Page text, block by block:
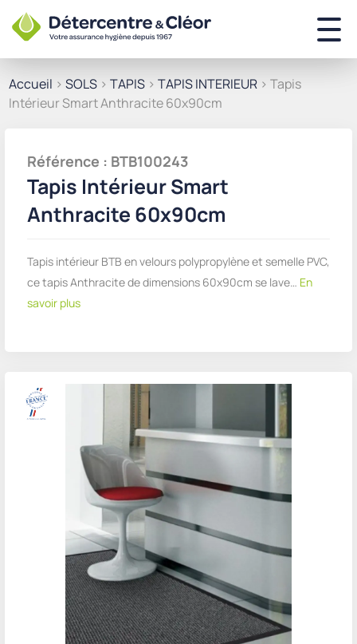
Accueil > SOLS > TAPIS > TAPIS INTERIEUR > Tapis
Intérieur Smart Anthracite 60x90cm
Référence : BTB100243
Tapis Intérieur Smart
Anthracite 60x90cm
Tapis intérieur BTB en velours polypropylène et semelle PVC,
ce tapis Anthracite de dimensions 60x90cm se lave… En
savoir plus